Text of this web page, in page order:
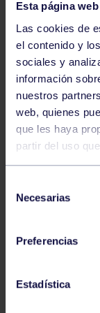
Esta página
Las cookies de
el contenido y
sociales y
información
nuestros
web, quienes
que les haya
partir del uso
Necesarias
Preferencias
Estadística
Piragüismo
CÉSAR
SELLA